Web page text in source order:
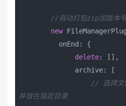
//自动打包zip加版本
new
onEnd: {
delete: [],
archive: [
// 选择文
并放在指定目录